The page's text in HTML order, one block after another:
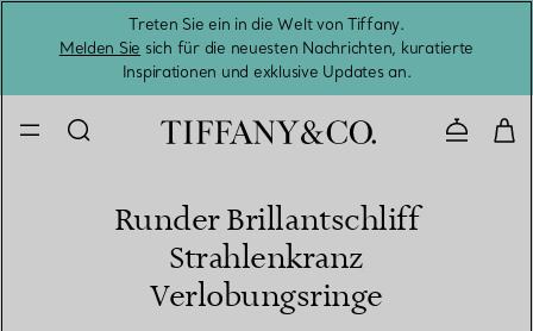
Treten Sie ein in die Welt von Tiffany.
Melden Sie sich für die neuesten Nachrichten, kuratierte
Inspirationen und exklusive Updates an.
Runder Brillantschliff
Strahlenkranz
Verlobungsringe